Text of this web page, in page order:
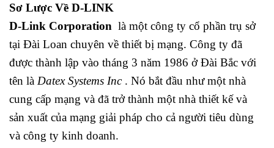
Sơ Lược Về D-LINK
D-Link Corporation là một công ty cổ phần trụ sở
tại Đài Loan chuyên về thiết bị mạng. Công ty đã
được thành lập vào tháng 3 năm 1986 ở Đài Bắc với
tên là Datex Systems Inc. Nó bắt đầu như một nhà
cung cấp mạng và đã trở thành một nhà thiết kế và
sản xuất của mạng giải pháp cho cả người tiêu dùng
và công ty kinh doanh.